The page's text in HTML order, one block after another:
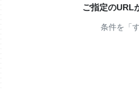
ご指定のURL
条件を「